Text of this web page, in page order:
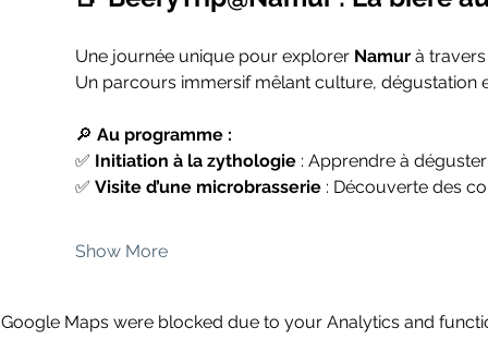
Une journée unique pour explorer Namur à travers
Un parcours immersif mêlant culture, dégustation
🔎 Au programme :
✅ Initiation à la zythologie : Apprendre à
✅ Visite d’une microbrasserie : Découverte des
Show More
Google Maps were blocked due to your Analytics and